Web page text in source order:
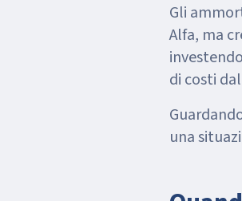
Gli
Alfa, ma
di costi
una